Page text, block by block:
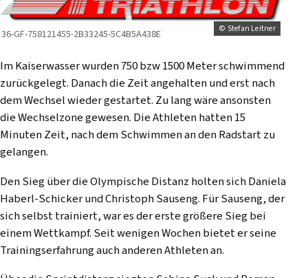
© Stefan Leitner
36-GF-758121455-2B33245-5C4B5A438E
Im Kaiserwasser wurden 750 bzw 1500 Meter schwimmend
zurückgelegt. Danach die Zeit angehalten und erst nach
dem Wechsel wieder gestartet. Zu lang wäre ansonsten
die Wechselzone gewesen. Die Athleten hatten 15
Minuten Zeit, nach dem Schwimmen an den Radstart zu
gelangen.
Den Sieg über die Olympische Distanz holten sich Daniela
Haberl-Schicker und Christoph Sauseng. Für Sauseng, der
sich selbst trainiert, war es der erste größere Sieg bei
einem Wettkampf. Seit wenigen Wochen bietet er seine
Trainingserfahrung auch anderen Athleten an.